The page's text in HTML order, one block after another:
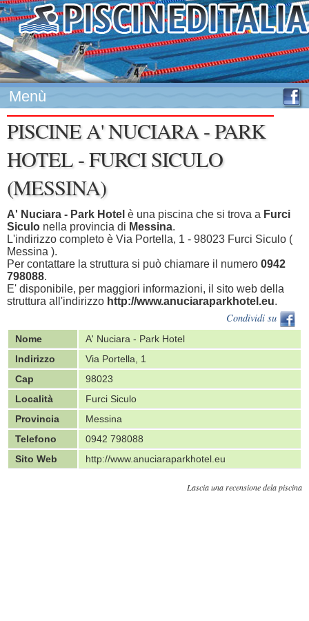
Menù
PISCINE A' NUCIARA - PARK
HOTEL - FURCI SICULO
(MESSINA)
A' Nuciara - Park Hotel è una piscina che si trova a Furci
Siculo nella provincia di Messina.
L'indirizzo completo è Via Portella, 1 - 98023 Furci Siculo (
Messina ).
Per contattare la struttura si può chiamare il numero 0942
798088.
E' disponibile, per maggiori informazioni, il sito web della
struttura all'indirizzo http://www.anuciaraparkhotel.eu.
Condividi su
Nome
A' Nuciara - Park Hotel
Indirizzo
Via Portella, 1
Cap
98023
Località
Furci Siculo
Provincia
Messina
Telefono
0942 798088
Sito Web
http://www.anuciaraparkhotel.eu
Lascia una recensione dela piscina